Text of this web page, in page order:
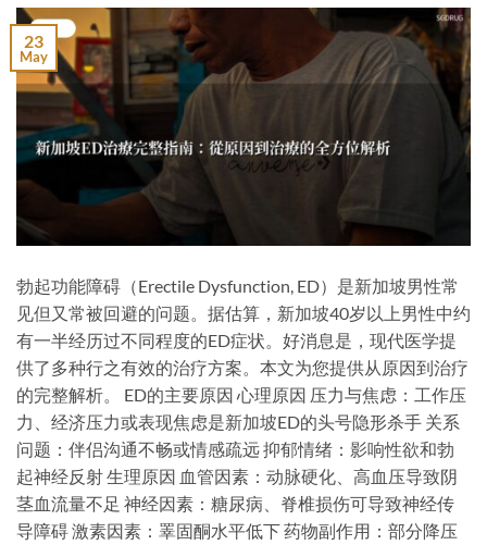
23
May
勃起功能障碍（Erectile Dysfunction, ED）是新加坡男性常
见但又常被回避的问题。据估算，新加坡40岁以上男性中约
有一半经历过不同程度的ED症状。好消息是，现代医学提
供了多种行之有效的治疗方案。本文为您提供从原因到治疗
的完整解析。 ED的主要原因 心理原因 压力与焦虑：工作压
力、经济压力或表现焦虑是新加坡ED的头号隐形杀手 关系
问题：伴侣沟通不畅或情感疏远 抑郁情绪：影响性欲和勃
起神经反射 生理原因 血管因素：动脉硬化、高血压导致阴
茎血流量不足 神经因素：糖尿病、脊椎损伤可导致神经传
导障碍 激素因素：睪固酮水平低下 药物副作用：部分降压